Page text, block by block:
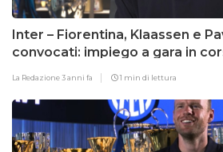
Inter – Fiorentina, Klaassen e
convocati: impiego a gara in
La Redazione3 anni fa 1 min di lettura